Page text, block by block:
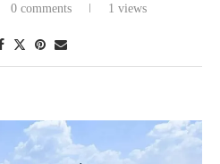
0 comments 1 views